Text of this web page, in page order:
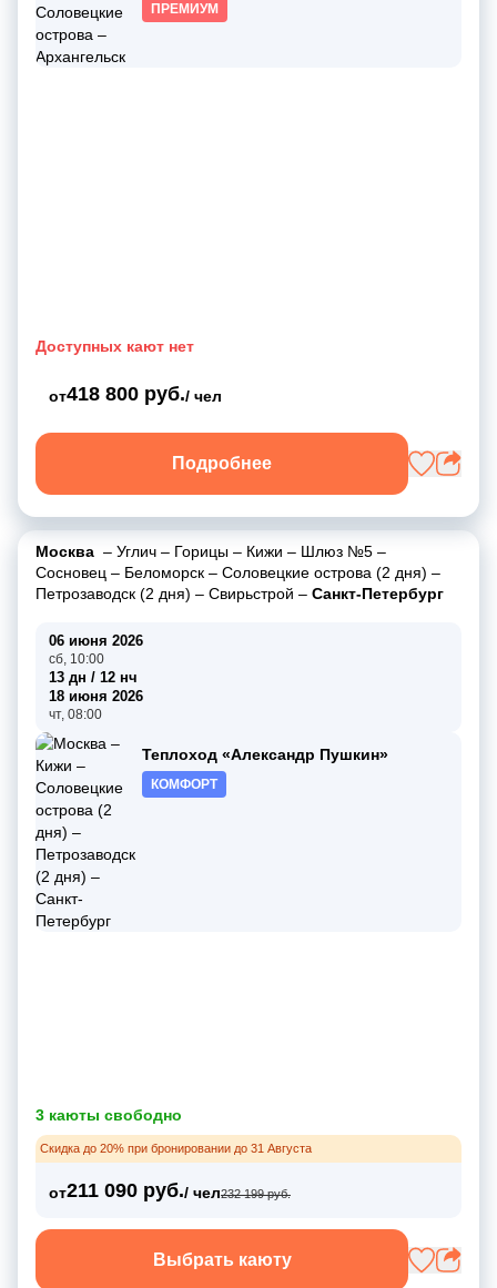
ПРЕМИУМ
Доступных кают нет
от418 800 руб./ чел
Подробнее
Москва – Углич – Горицы – Кижи – Шлюз №5 –
Сосновец – Беломорск – Соловецкие острова (2 дня) –
Петрозаводск (2 дня) – Свирьстрой – Санкт-Петербург
06 июня 2026
сб, 10:00
13 дн / 12 нч
18 июня 2026
чт, 08:00
Теплоход «Александр Пушкин»
КОМФОРТ
3 каюты свободно
Скидка до 20% при бронировании до 31 Августа
от211 090 руб./ чел232 199 руб.
Выбрать каюту